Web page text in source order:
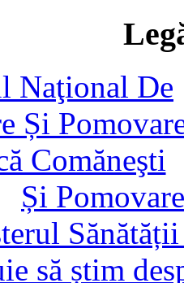
Și